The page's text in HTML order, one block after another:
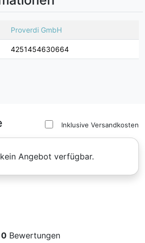
Proverdi GmbH
4251454630664
Inklusive Versandkosten
Angebot verfügbar.
0 Bewertungen